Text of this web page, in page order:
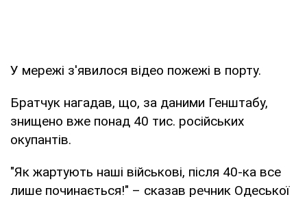
У мережі з'явилося відео пожежі в порту.
Братчук нагадав, що, за даними Генштабу,
знищено вже понад 40 тис. російських
окупантів.
"Як жартують наші військові, після 40-ка все
лише починається!" – сказав речник Одеської